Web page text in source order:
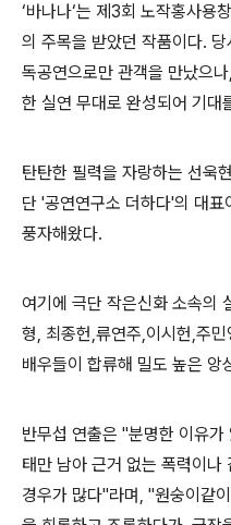
‘바나나‘는 제 3회 노작홍사용
의 주목을 받았던 작품이다.
독공연으로만 관객을 만났으나,
한 실연 무대로 완성되어 기대
탄탄한 필력을 자랑하는 선욱
단 '공연연구소 더하다'의 대표
풍자해왔다.
여기에 극단 작은신화 소속의
형, 최종헌,류연주,이시헌,주민
배우들이 합류해 밀도 높은 앙
반무섭 연출은 "분명한 이유가
태만 남아 근거 없는 폭력이나
경우가 많다"라며, "원숭이같